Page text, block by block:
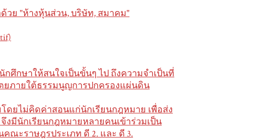
ย "ห้างหุ้นส่วน, บริษัท, สมาคม"
ศึกษาให้สนใจเป็นขั้นๆ ไป ถึงความจำเป็นที่
ยภายใต้ธรรมนูญการปกครองแผ่นดิน
ยไม่คิดค่าสอนแก่นักเรียนกฎหมาย เพื่อส่ง
มีนักเรียนกฎหมายหลายคนเข้าร่วมเป็น
ณะราษฎรประเภท ดี 2. และ ดี 3.